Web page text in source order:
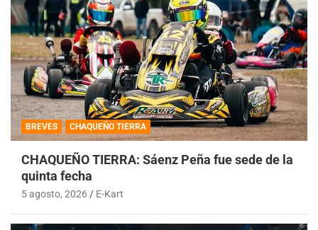
BREVES CHAQUEÑO TIERRA
CHAQUEÑO TIERRA: Sáenz Peña fue sede de la
quinta fecha
5 agosto, 2026 E-Kart